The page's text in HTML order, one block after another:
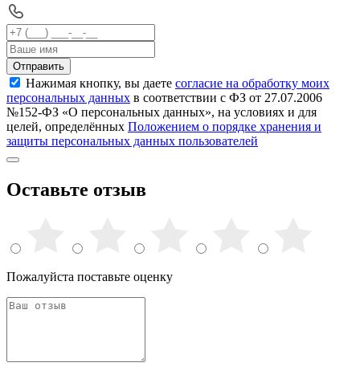
Отправить
Нажимая кнопку, вы даете согласие на обработку моих
персональных данных в соответствии с ФЗ от 27.07.2006
№152-ФЗ «О персональных данных», на условиях и для
целей, определённых Положением о порядке хранения и
защиты персональных данных пользователей
Оставьте отзыв
Пожалуйста поставьте оценку